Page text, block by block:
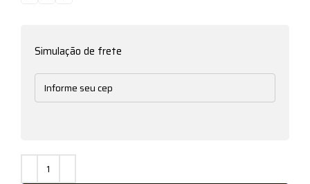
Simulação de frete